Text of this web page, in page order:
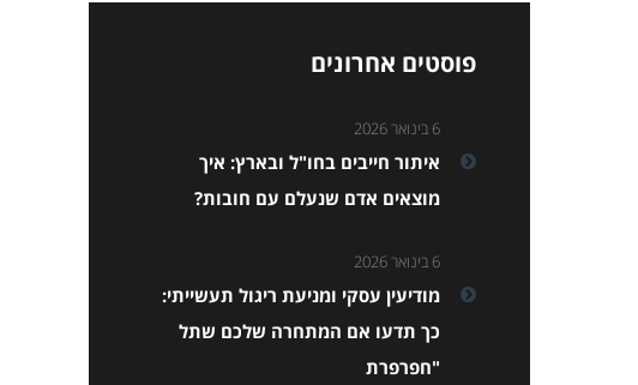
פוסטים אחרונים
6 בינואר 2026
איתור חייבים בחו"ל ובארץ: איך
מוצאים אדם שנעלם עם חובות?
6 בינואר 2026
מודיעין עסקי ומניעת ריגול תעשייתי:
כך תדעו אם המתחרה שלכם שתל
"חפרפרת